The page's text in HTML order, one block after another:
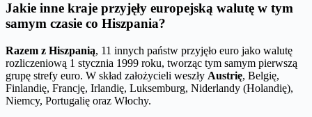
Jakie inne kraje przyjęły europejską walutę w tym
samym czasie co Hiszpania?
Razem z Hiszpanią, 11 innych państw przyjęło euro jako walutę
rozliczeniową 1 stycznia 1999 roku, tworząc tym samym pierwszą
grupę strefy euro. W skład założycieli weszły Austrię, Belgię,
Finlandię, Francję, Irlandię, Luksemburg, Niderlandy (Holandię),
Niemcy, Portugalię oraz Włochy.